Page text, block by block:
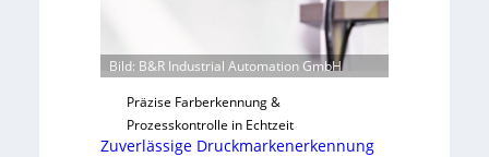
n
g
a
u
s
Bild: B&R Industrial Automation GmbH
Präzise Farberkennung &
Prozesskontrolle in Echtzeit
Zuverlässige Druckmarkenerkennung